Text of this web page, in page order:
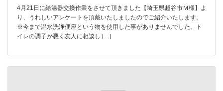
4月21日に給湯器交換作業をさせて頂きました【埼玉県越谷市Ｍ様】よ
り、うれしいアンケートを頂戴いたしましたのでご紹介いたします。
※今まで温水洗浄便座という物を使用した事がありませんでした。ト
イレの調子が悪く友人に相談し […]